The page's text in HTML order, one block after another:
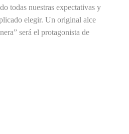
todas nuestras expectativas y
elegir. Un original alce
será el protagonista de